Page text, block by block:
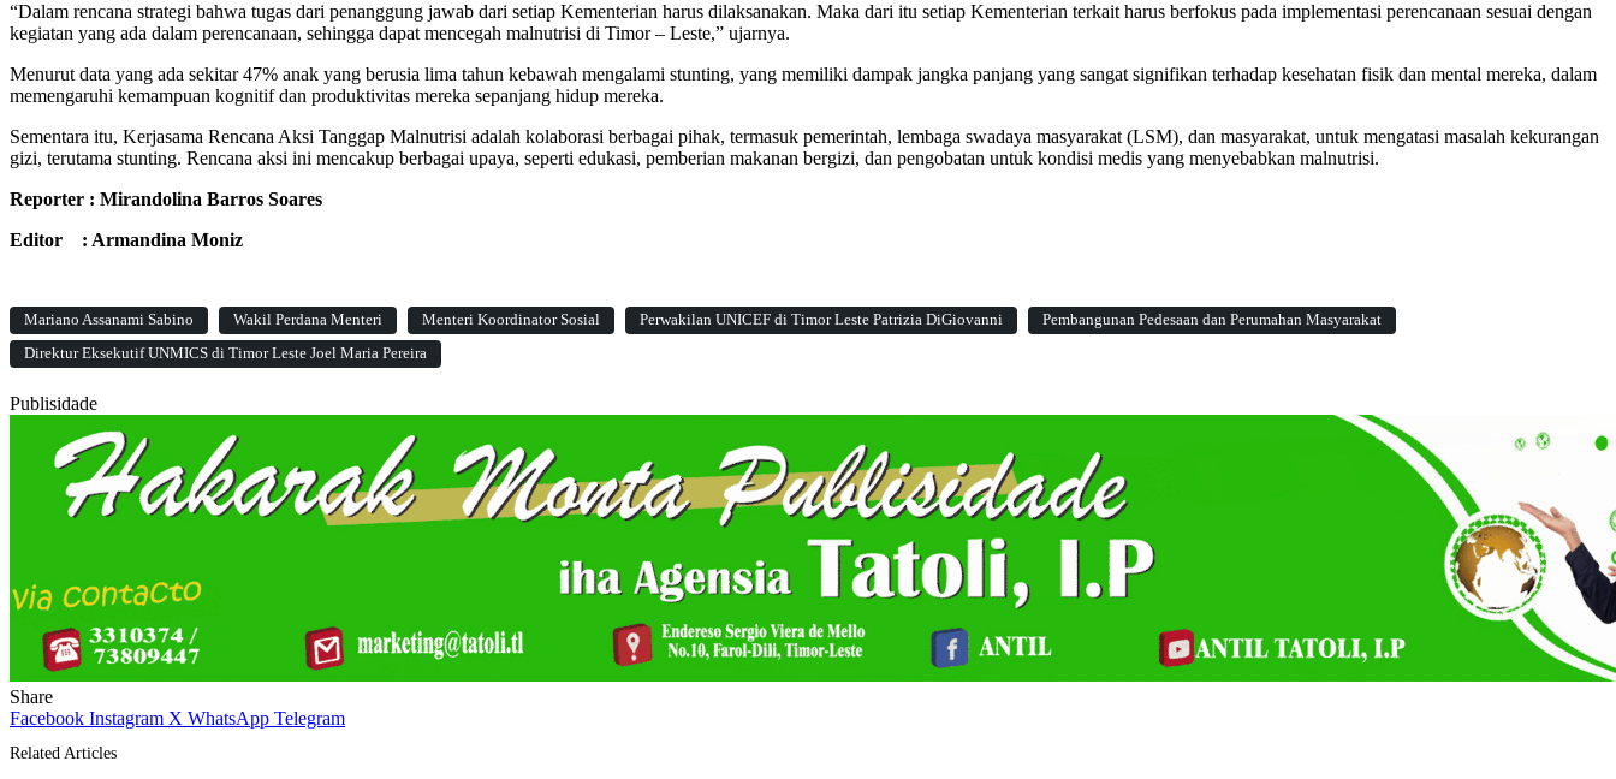
“Dalam rencana strategi bahwa tugas dari penanggung jawab dari setiap Kementerian harus dilaksanakan. Maka dari itu setiap Kementerian terkait harus berfokus pada implementasi perencanaan sesuai dengan
kegiatan yang ada dalam perencanaan, sehingga dapat mencegah malnutrisi di Timor – Leste,” ujarnya.
Menurut data yang ada sekitar 47% anak yang berusia lima tahun kebawah mengalami stunting, yang memiliki dampak jangka panjang yang sangat signifikan terhadap kesehatan fisik dan mental mereka, dalam
memengaruhi kemampuan kognitif dan produktivitas mereka sepanjang hidup mereka.
Sementara itu, Kerjasama Rencana Aksi Tanggap Malnutrisi adalah kolaborasi berbagai pihak, termasuk pemerintah, lembaga swadaya masyarakat (LSM), dan masyarakat, untuk mengatasi masalah kekurangan
gizi, terutama stunting. Rencana aksi ini mencakup berbagai upaya, seperti edukasi, pemberian makanan bergizi, dan pengobatan untuk kondisi medis yang menyebabkan malnutrisi.
Reporter : Mirandolina Barros Soares
Editor : Armandina Moniz
Mariano Assanami Sabino Wakil Perdana Menteri Menteri Koordinator Sosial Perwakilan UNICEF di Timor Leste Patrizia DiGiovanni
Pembangunan Pedesaan dan Perumahan Masyarakat
Direktur Eksekutif UNMICS di Timor Leste Joel Maria Pereira
Publisidade
Share
Facebook Instagram X WhatsApp Telegram
Related Articles